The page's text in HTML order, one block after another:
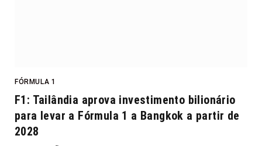
FÓRMULA 1
F1: Tailândia aprova investimento bilionário
para levar a Fórmula 1 a Bangkok a partir de
2028